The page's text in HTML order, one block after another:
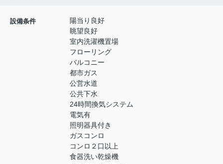
設備条件
陽当り良好
眺望良好
室内洗濯機置場
フローリング
バルコニー
都市ガス
公営水道
公共下水
24時間換気システム
電気有
照明器具付き
ガスコンロ
コンロ２口以上
食器洗い乾燥機